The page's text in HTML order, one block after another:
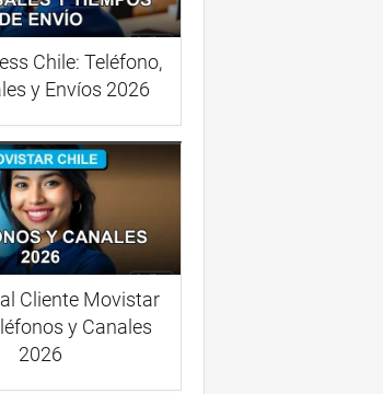
Chile: Teléfono,
y Envíos 2026
Cliente Movistar
y Canales
2026